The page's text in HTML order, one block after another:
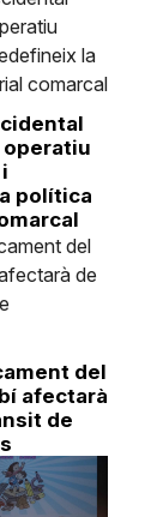
operatiu
política
del
afectarà
de